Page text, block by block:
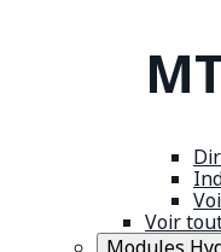
Voir
Modules